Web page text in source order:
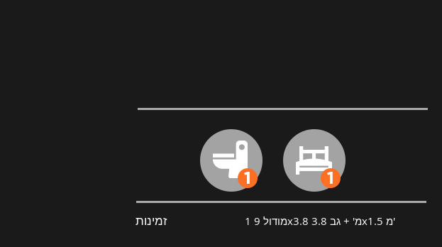
זמינות 1 מודול 9x3.8 מ' + גב 3.8x1.5 מ'